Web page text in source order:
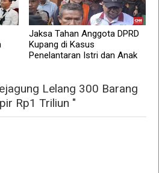
Jaksa Tahan Anggota DPRD
Kupang di Kasus
Penelantaran Istri dan Anak
Lelang 300 Barang
Rp1 Triliun "